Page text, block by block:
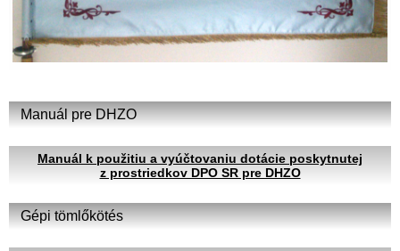
Manuál pre DHZO
Manuál k použitiu a vyúčtovaniu dotácie poskytnutej
z prostriedkov DPO SR pre DHZO
Gépi tömlőkötés